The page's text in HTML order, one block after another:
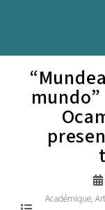
Académique,